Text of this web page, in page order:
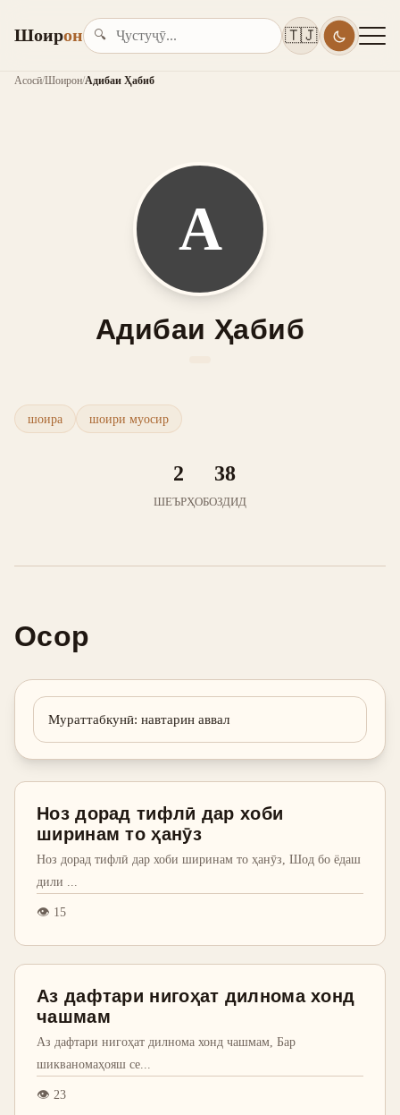
Шоирон 🔍 🇹🇯
Асосӣ/Шоирон/Адибаи Ҳабиб
А
Адибаи Ҳабиб
шоира шоири муосир
2
ШЕЪРҲО
38
БОЗДИД
Осор
Мураттабкунӣ: навтарин аввал
Ноз дорад тифлӣ дар хоби
ширинам то ҳанӯз
Ноз дорад тифлӣ дар хоби ширинам то ҳанӯз, Шод бо ёдаш
дили
👁 15
Аз дафтари нигоҳат дилнома хонд
чашмам
Аз дафтари нигоҳат дилнома хонд чашмам, Бар
шикваномаҳояш се
👁 23